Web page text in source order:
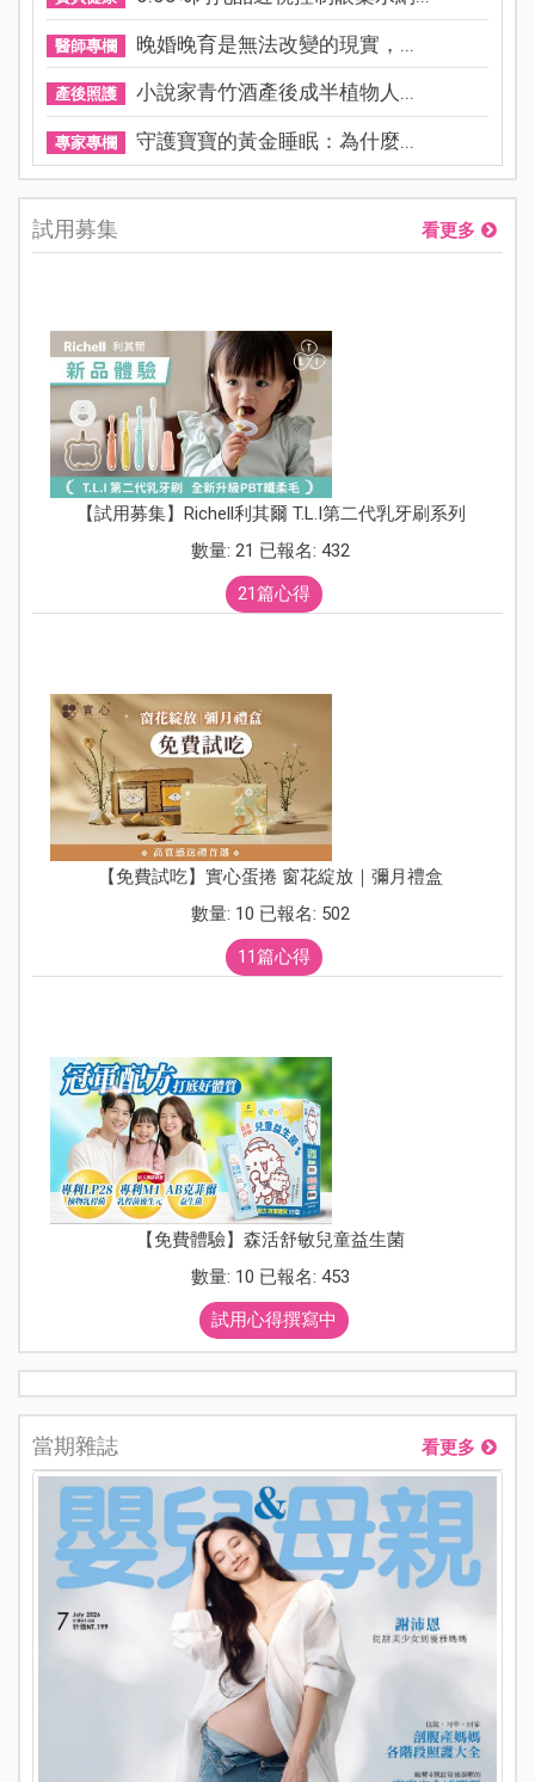
醫師專欄 晚婚晚育是無法改變的現實，...
產後照護 小說家青竹酒產後成半植物人...
專家專欄 守護寶寶的黃金睡眠：為什麼...
試用募集 看更多
【試用募集】Richell利其爾 T.L.I第二代乳牙刷系列
數量: 21 已報名: 432
21篇心得
【免費試吃】實心蛋捲 窗花綻放｜彌月禮盒
數量: 10 已報名: 502
11篇心得
【免費體驗】森活舒敏兒童益生菌
數量: 10 已報名: 453
試用心得撰寫中
當期雜誌 看更多